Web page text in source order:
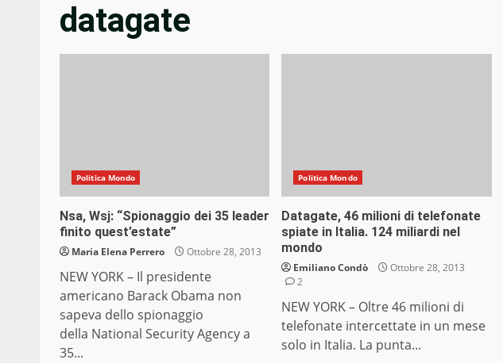
datagate
Politica Mondo
Nsa, Wsj: “Spionaggio dei 35 leader
finito quest’estate”
Maria Elena Perrero Ottobre 28, 2013
NEW YORK – Il presidente
americano Barack Obama non
sapeva dello spionaggio
della National Security Agency a
35...
Politica Mondo
Datagate, 46 milioni di telefonate
spiate in Italia. 124 miliardi nel
mondo
Emiliano Condò
Ottobre 28, 2013
2
NEW YORK – Oltre 46 milioni di
telefonate intercettate in un mese
solo in Italia. La punta...